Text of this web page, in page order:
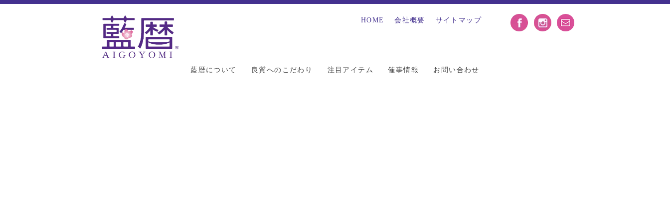
HOME 会社概要 サイトマップ
藍暦について 良質へのこだわり 注目アイテム 催事情報 お問い合わせ